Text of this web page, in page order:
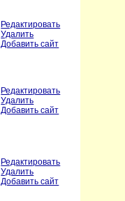
Редактировать
Удалить
Добавить сайт
Редактировать
Удалить
Добавить сайт
Редактировать
Удалить
Добавить сайт